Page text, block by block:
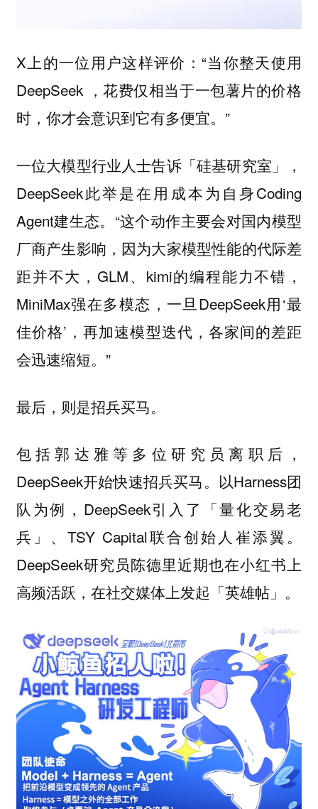
X上的一位用户这样评价：“当你整天使用
DeepSeek ，花费仅相当于一包薯片的价格
时，你才会意识到它有多便宜。”
一位大模型行业人士告诉「硅基研究室」，
DeepSeek此举是在用成本为自身Coding
Agent建生态。“这个动作主要会对国内模型
厂商产生影响，因为大家模型性能的代际差
距并不大，GLM、kimi的编程能力不错，
MiniMax强在多模态，一旦DeepSeek用‘最
佳价格’，再加速模型迭代，各家间的差距
会迅速缩短。”
最后，则是招兵买马。
包括郭达雅等多位研究员离职后，
DeepSeek开始快速招兵买马。以Harness团
队为例，DeepSeek引入了「量化交易老
兵」、TSY Capital联合创始人崔添翼。
DeepSeek研究员陈德里近期也在小红书上
高频活跃，在社交媒体上发起「英雄帖」。